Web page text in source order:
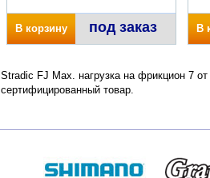
В корзину под заказ В
Stradic FJ Max. нагрузка на фрикцион 7
сертифицированный товар.